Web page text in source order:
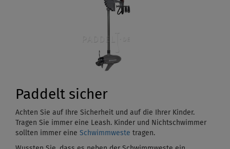
Paddelt sicher
Achten Sie auf Ihre Sicherheit und auf die Ihrer Kinder.
Tragen Sie immer eine Leash. Kinder und Nichtschwimmer
sollten immer eine Schwimmweste tragen.